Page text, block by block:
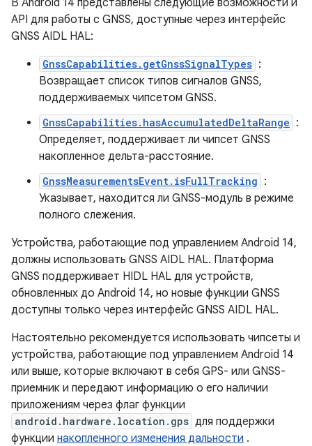
В Android 14 представлены следующие возможности и
API для работы с GNSS, доступные через интерфейс
GNSS AIDL HAL:
GnssCapabilities.getGnssSignalTypes :
Возвращает список типов сигналов GNSS,
поддерживаемых чипсетом GNSS.
GnssCapabilities.hasAccumulatedDeltaRange :
Определяет, поддерживает ли чипсет GNSS
накопленное дельта-расстояние.
GnssMeasurementsEvent.isFullTracking :
Указывает, находится ли GNSS-модуль в режиме
полного слежения.
Устройства, работающие под управлением Android 14,
должны использовать GNSS AIDL HAL. Платформа
GNSS поддерживает HIDL HAL для устройств,
обновленных до Android 14, но новые функции GNSS
доступны только через интерфейс GNSS AIDL HAL.
Настоятельно рекомендуется использовать чипсеты и
устройства, работающие под управлением Android 14
или выше, которые включают в себя GPS- или GNSS-
приемник и передают информацию о его наличии
приложениям через флаг функции
android.hardware.location.gps для поддержки
функции накопленного изменения дальности .